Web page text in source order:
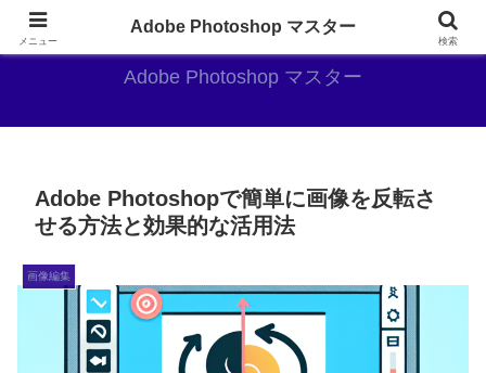
AdobePhotoshopがやっぱり最強
Adobe Photoshop マスター
Adobe Photoshopで簡単に画像を反転さ
せる方法と効果的な活用法
画像編集
メニュー
Adobe Photoshop マスター
検索